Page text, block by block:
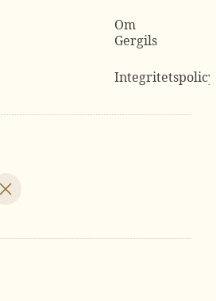
Om
Gergils
Integritetspolicy